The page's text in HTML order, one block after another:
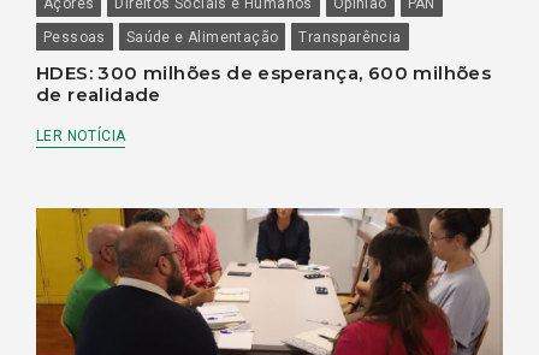
Açores Direitos Sociais e Humanos Opinião
PAN
Pessoas
Saúde e Alimentação Transparência
HDES: 300 milhões de esperança, 600 milhões
de realidade
LER NOTÍCIA